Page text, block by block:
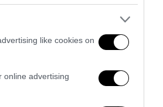
like cookies on
online advertising